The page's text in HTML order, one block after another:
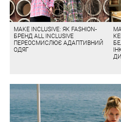
MAKE INCLUSIVE: ЯК FASHION-
БРЕНД ALL INCLUSIVE
ПЕРЕОСМИСЛЮЄ АДАПТИВНИЙ
ОДЯГ